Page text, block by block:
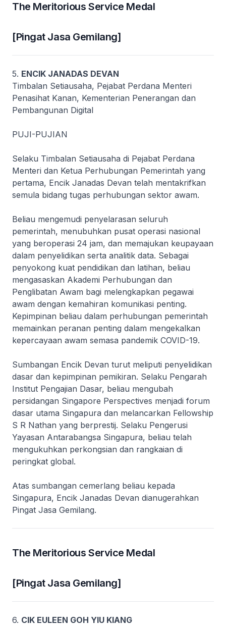
The Meritorious Service Medal
[Pingat Jasa Gemilang]
5. ENCIK JANADAS DEVAN
Timbalan Setiausaha, Pejabat Perdana Menteri
Penasihat Kanan, Kementerian Penerangan dan
Pembangunan Digital
PUJI-PUJIAN
Selaku Timbalan Setiausaha di Pejabat Perdana
Menteri dan Ketua Perhubungan Pemerintah yang
pertama, Encik Janadas Devan telah mentakrifkan
semula bidang tugas perhubungan sektor awam.
Beliau mengemudi penyelarasan seluruh
pemerintah, menubuhkan pusat operasi nasional
yang beroperasi 24 jam, dan memajukan keupayaan
dalam penyelidikan serta analitik data. Sebagai
penyokong kuat pendidikan dan latihan, beliau
mengasaskan Akademi Perhubungan dan
Penglibatan Awam bagi melengkapkan pegawai
awam dengan kemahiran komunikasi penting.
Kepimpinan beliau dalam perhubungan pemerintah
memainkan peranan penting dalam mengekalkan
kepercayaan awam semasa pandemik COVID-19.
Sumbangan Encik Devan turut meliputi penyelidikan
dasar dan kepimpinan pemikiran. Selaku Pengarah
Institut Pengajian Dasar, beliau mengubah
persidangan Singapore Perspectives menjadi forum
dasar utama Singapura dan melancarkan Fellowship
S R Nathan yang berprestij. Selaku Pengerusi
Yayasan Antarabangsa Singapura, beliau telah
mengukuhkan perkongsian dan rangkaian di
peringkat global.
Atas sumbangan cemerlang beliau kepada
Singapura, Encik Janadas Devan dianugerahkan
Pingat Jasa Gemilang.
The Meritorious Service Medal
[Pingat Jasa Gemilang]
6. CIK EULEEN GOH YIU KIANG